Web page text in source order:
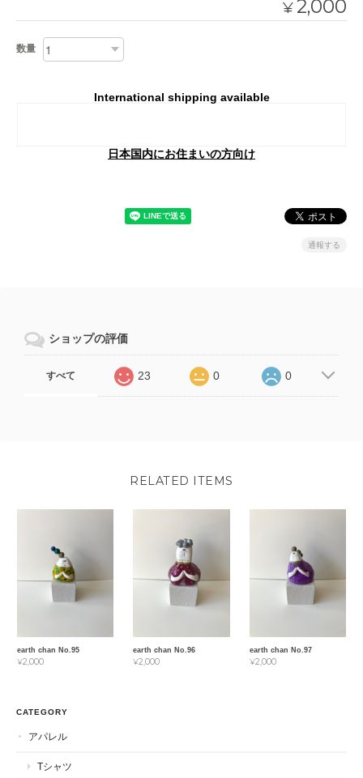
¥2,000
数量
International shipping available
日本国内にお住まいの方向け
通報する
ショップの評価
すべて 23 0 0
RELATED ITEMS
earth chan No.95
¥2,000
earth chan No.96
¥2,000
earth chan No.97
¥2,000
CATEGORY
アパレル
Tシャツ